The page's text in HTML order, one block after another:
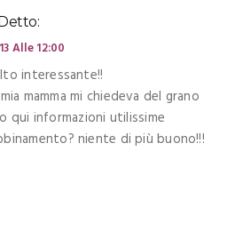
Alle 12:00
interessante!!
mamma mi chiedeva del grano
qui informazioni utilissime
niente di più buono!!!